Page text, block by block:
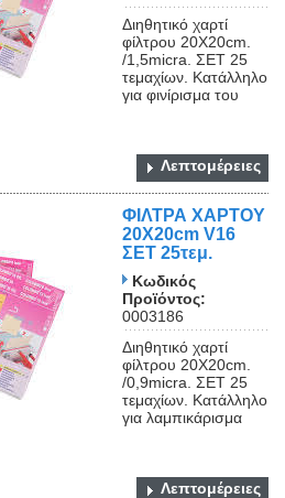
Διηθητικό χαρτί
φίλτρου 20Χ20cm.
/1,5micra. ΣΕΤ 25
τεμαχίων. Κατάλληλο
για φινίρισμα του
Λεπτομέρειες
ΦΙΛΤΡΑ ΧΑΡΤΟΥ
20Χ20cm V16
ΣΕΤ 25τεμ.
Κωδικός
Προϊόντος:
0003186
Διηθητικό χαρτί
φίλτρου 20Χ20cm.
/0,9micra. ΣΕΤ 25
τεμαχίων. Κατάλληλο
για λαμπικάρισμα
Λεπτομέρειες